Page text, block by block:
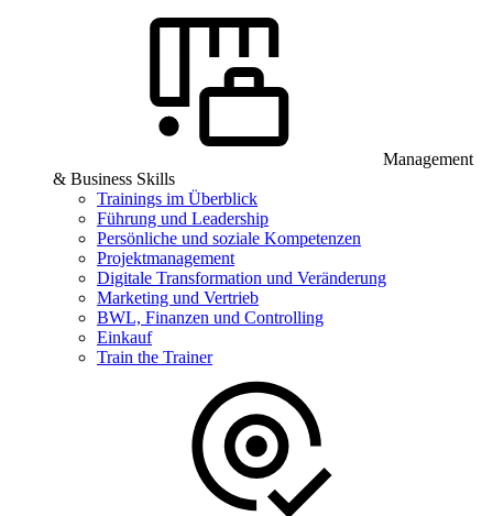
Management
& Business Skills
Trainings im Überblick
Führung und Leadership
Persönliche und soziale Kompetenzen
Projektmanagement
Digitale Transformation und Veränderung
Marketing und Vertrieb
BWL, Finanzen und Controlling
Einkauf
Train the Trainer